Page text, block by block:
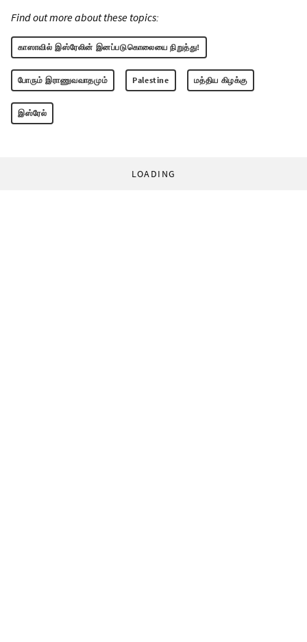
Find out more about these topics:
காஸாவில் இஸ்ரேலின் இனப்படுகொலையை நிறுத்து!
போரும் இராணுவவாதமும் Palestine மத்திய கிழக்கு
இஸ்ரேல்
LOADING